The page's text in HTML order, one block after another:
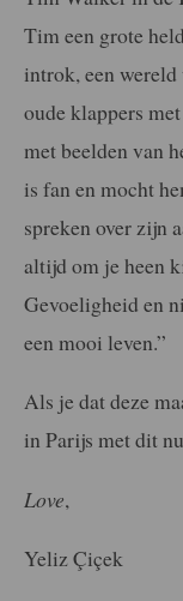
Tim een grote
introk, een
oude klappers
met beelden van
is fan en mocht
spreken over zijn
altijd om je heen
Gevoeligheid en
een mooi leven.”
Als je dat deze
in Parijs met dit
Love,
Yeliz Çiçek